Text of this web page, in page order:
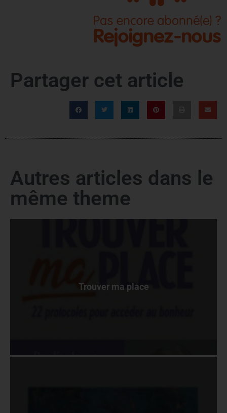
Partager cet article
Autres articles dans le
même theme
Trouver ma place